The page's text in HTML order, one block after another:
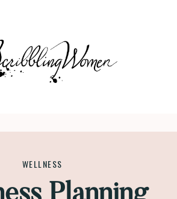
WELLNESS